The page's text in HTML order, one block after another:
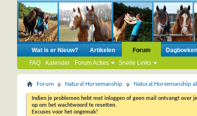
Wat is er Nieuw? Artikelen
Forum
FAQ
Kalender Forum Acties Snelle Links
Dagboeken
Forum Natural Horsemanship Natural Horsemanship
Indien je problemen hebt met inloggen of geen mail ontvangt over
op om het wachtwoord te resetten.
Excuses voor het ongemak!